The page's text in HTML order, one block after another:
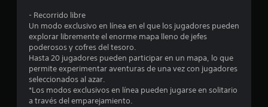
e
t
r
- Recorrido libre
Un modo exclusivo en línea en el que los jugadores pueden
explorar libremente el enorme mapa lleno de jefes
poderosos y cofres del tesoro.
Hasta 20 jugadores pueden participar en un mapa, lo que
permite experimentar aventuras de una vez con jugadores
seleccionados al azar.
*Los modos exclusivos en línea pueden jugarse en solitario
a través del emparejamiento.